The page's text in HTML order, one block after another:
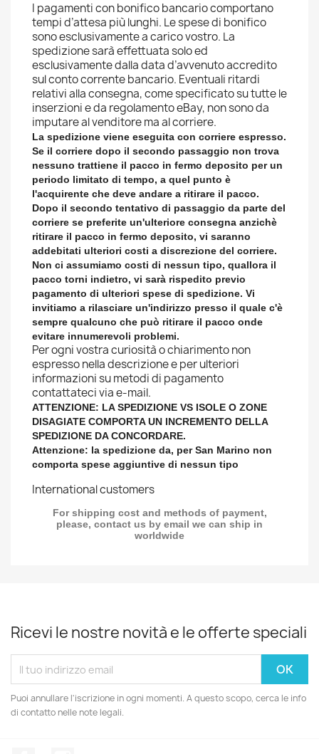
I pagamenti con bonifico bancario comportano
tempi d’attesa più lunghi. Le spese di bonifico
sono esclusivamente a carico vostro. La
spedizione sarà effettuata solo ed
esclusivamente dalla data d’avvenuto accredito
sul conto corrente bancario. Eventuali ritardi
relativi alla consegna, come specificato su tutte le
inserzioni e da regolamento eBay, non sono da
imputare al venditore ma al corriere.
La spedizione viene eseguita con corriere espresso.
Se il corriere dopo il secondo passaggio non trova
nessuno trattiene il pacco in fermo deposito per un
periodo limitato di tempo, a quel punto è
l'acquirente che deve andare a ritirare il pacco.
Dopo il secondo tentativo di passaggio da parte del
corriere se preferite un'ulteriore consegna anzichè
ritirare il pacco in fermo deposito, vi saranno
addebitati ulteriori costi a discrezione del corriere.
Non ci assumiamo costi di nessun tipo, quallora il
pacco torni indietro, vi sarà rispedito previo
pagamento di ulteriori spese di spedizione. Vi
invitiamo a rilasciare un'indirizzo presso il quale c'è
sempre qualcuno che può ritirare il pacco onde
evitare innumerevoli problemi.
Per ogni vostra curiosità o chiarimento non
espresso nella descrizione e per ulteriori
informazioni su metodi di pagamento
contattateci via e-mail.
ATTENZIONE: LA SPEDIZIONE VS ISOLE O ZONE
DISAGIATE COMPORTA UN INCREMENTO DELLA
SPEDIZIONE DA CONCORDARE.
Attenzione: la spedizione da, per San Marino non
comporta spese aggiuntive di nessun tipo
International customers
For shipping cost and methods of payment,
please, contact us by email we can ship in
worldwide
Ricevi le nostre novità e le offerte speciali
Puoi annullare l'iscrizione in ogni momenti. A questo scopo, cerca le info
di contatto nelle note legali.